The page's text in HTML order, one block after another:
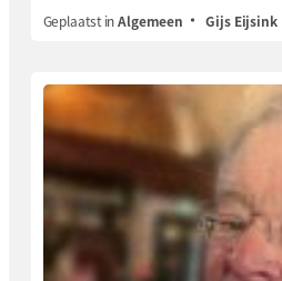
Geplaatst inAlgemeen Gijs Eijsink